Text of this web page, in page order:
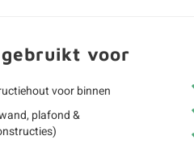
voor
voor binnen
plafond &